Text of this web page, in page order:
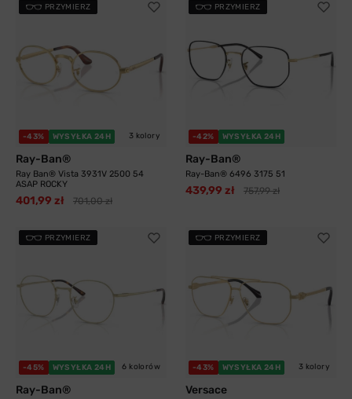
PRZYMIERZ
-43% WYSYŁKA 24H 3 kolory
Ray-Ban®
Ray Ban® Vista 3931V 2500 54
ASAP ROCKY
401,99 zł 701,00 zł
PRZYMIERZ
-42% WYSYŁKA 24H
Ray-Ban®
Ray-Ban® 6496 3175 51
439,99 zł 757,99 zł
PRZYMIERZ
-45% WYSYŁKA 24H 6 kolorów
Ray-Ban®
PRZYMIERZ
-43% WYSYŁKA 24H 3 kolory
Versace